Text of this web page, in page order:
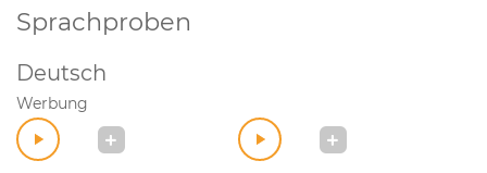
Sprachproben
Deutsch
Werbung